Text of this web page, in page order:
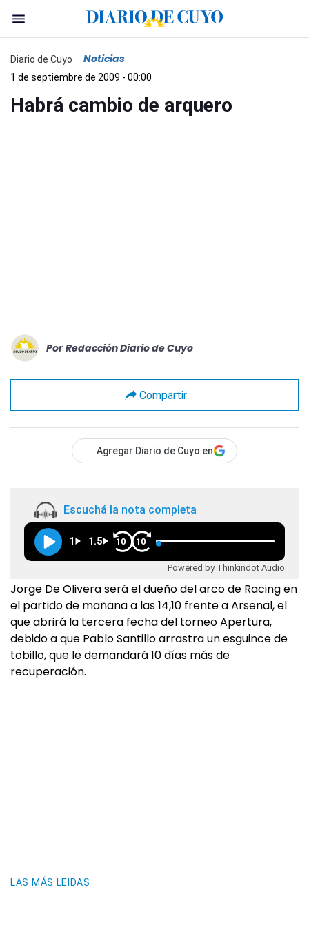
Diario de Cuyo Noticias
1 de septiembre de 2009 - 00:00
Habrá cambio de arquero
Por Redacción Diario de Cuyo
Compartir
Agregar Diario de Cuyo en
Escuchá la nota completa
1 1.5 10 10
Powered by Thinkindot Audio
Jorge De Olivera será el dueño del arco de Racing en
el partido de mañana a las 14,10 frente a Arsenal, el
que abrirá la tercera fecha del torneo Apertura,
debido a que Pablo Santillo arrastra un esguince de
tobillo, que le demandará 10 días más de
recuperación.
LAS MÁS LEIDAS